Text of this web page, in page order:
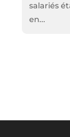
salariés
en...